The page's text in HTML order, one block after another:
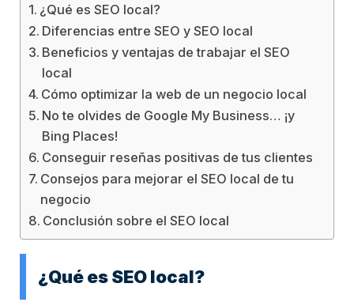
¿Qué es SEO local?
Diferencias entre SEO y SEO local
Beneficios y ventajas de trabajar el SEO
local
Cómo optimizar la web de un negocio local
No te olvides de Google My Business… ¡y
Bing Places!
Conseguir reseñas positivas de tus clientes
Consejos para mejorar el SEO local de tu
negocio
Conclusión sobre el SEO local
¿Qué es SEO local?